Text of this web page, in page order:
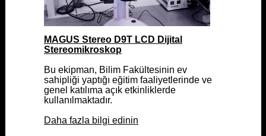
MAGUS Stereo D9T LCD Dijital
Stereomikroskop
Bu ekipman, Bilim Fakültesinin ev
sahipliği yaptığı eğitim faaliyetlerinde ve
genel katılıma açık etkinliklerde
kullanılmaktadır.
Daha fazla bilgi edinin
MAGUS Stereo D9T LCD Dijital
Stereomikroskop
Bu ekipman, Bilim Fakültesinin ev
sahipliği yaptığı eğitim faaliyetlerinde ve
genel katılıma açık etkinliklerde
kullanılmaktadır.
Daha fazla bilgi edinin